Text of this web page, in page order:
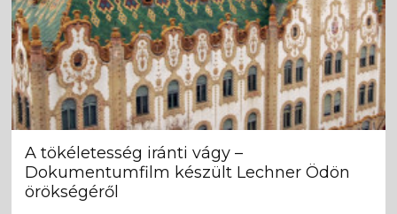
A tökéletesség iránti vágy –
Dokumentumfilm készült Lechner Ödön
örökségéről